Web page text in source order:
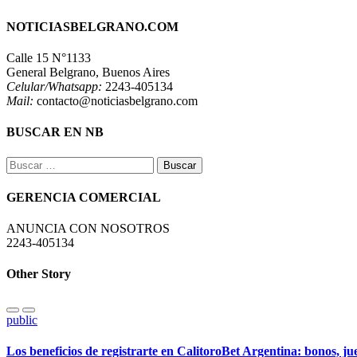
NOTICIASBELGRANO.COM
Calle 15 N°1133
General Belgrano, Buenos Aires
Celular/Whatsapp: 2243-405134
Mail: contacto@noticiasbelgrano.com
BUSCAR EN NB
Buscar:
GERENCIA COMERCIAL
ANUNCIA CON NOSOTROS
2243-405134
Other Story
public
Los beneficios de registrarte en CalitoroBet Argentina: bonos,